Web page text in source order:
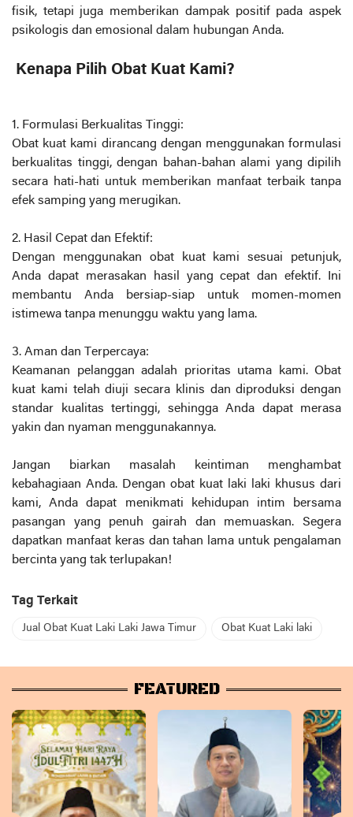
fisik, tetapi juga memberikan dampak positif pada aspek
psikologis dan emosional dalam hubungan Anda.
Kenapa Pilih Obat Kuat Kami?
1. Formulasi Berkualitas Tinggi:
Obat kuat kami dirancang dengan menggunakan formulasi
berkualitas tinggi, dengan bahan-bahan alami yang dipilih
secara hati-hati untuk memberikan manfaat terbaik tanpa
efek samping yang merugikan.
2. Hasil Cepat dan Efektif:
Dengan menggunakan obat kuat kami sesuai petunjuk,
Anda dapat merasakan hasil yang cepat dan efektif. Ini
membantu Anda bersiap-siap untuk momen-momen
istimewa tanpa menunggu waktu yang lama.
3. Aman dan Terpercaya:
Keamanan pelanggan adalah prioritas utama kami. Obat
kuat kami telah diuji secara klinis dan diproduksi dengan
standar kualitas tertinggi, sehingga Anda dapat merasa
yakin dan nyaman menggunakannya.
Jangan biarkan masalah keintiman menghambat
kebahagiaan Anda. Dengan obat kuat laki laki khusus dari
kami, Anda dapat menikmati kehidupan intim bersama
pasangan yang penuh gairah dan memuaskan. Segera
dapatkan manfaat keras dan tahan lama untuk pengalaman
bercinta yang tak terlupakan!
Tag Terkait
Jual Obat Kuat Laki Laki Jawa Timur Obat Kuat Laki laki
FEATURED